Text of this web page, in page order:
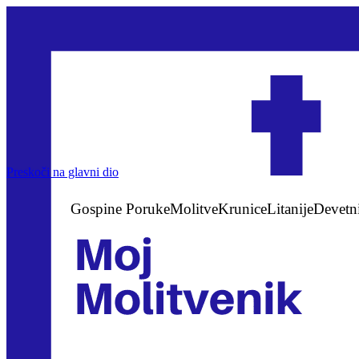
Preskoči na glavni dio
Gospine PorukeMolitveKruniceLitanije